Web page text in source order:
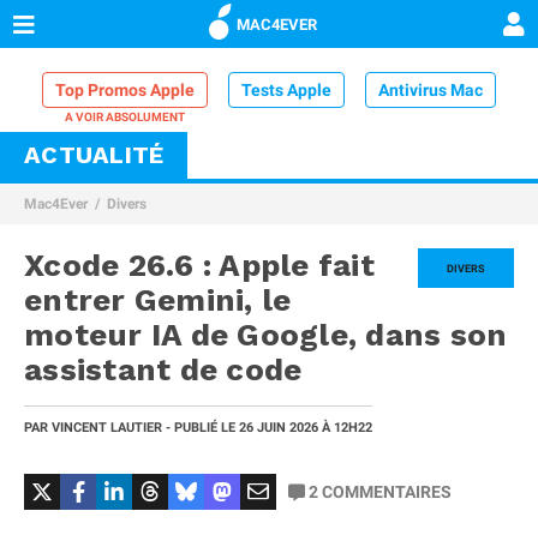
MAC4EVER
Top Promos Apple Tests Apple Antivirus Mac
VPN Mac
Comparatif iPhone
ACTUALITÉ
Mac4Ever Divers
DIVERS
Xcode 26.6 : Apple fait
entrer Gemini, le
moteur IA de Google, dans son
assistant de code
PAR VINCENT LAUTIER - PUBLIÉ LE 26 JUIN 2026 À 12H22
2COMMENTAIRES